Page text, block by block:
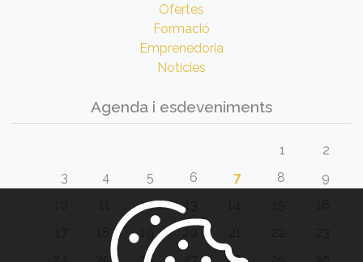
Ofertes
Formació
Emprenedoria
Notícies
Agenda i esdeveniments
1
2
3
4 5 6 7 8
9
12 13
20